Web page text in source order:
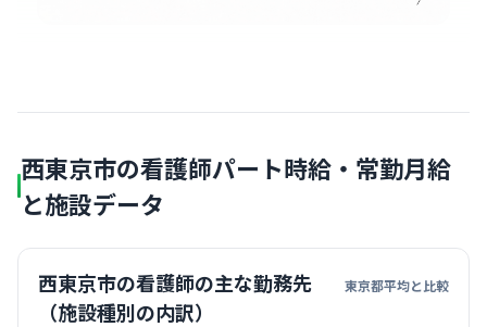
西東京市の看護師パート時給・常勤月給
と施設データ
西東京市の看護師の主な勤務先
（施設種別の内訳）
東京都平均と比較